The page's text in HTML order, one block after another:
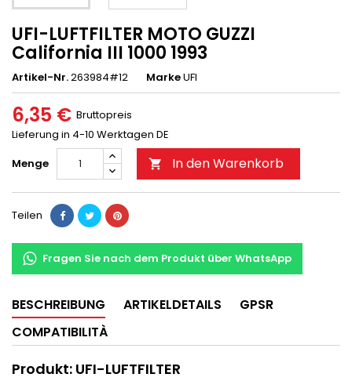
UFI-LUFTFILTER MOTO GUZZI
California III 1000 1993
Artikel-Nr.263984#12 MarkeUFI
6,35 € Bruttopreis
Lieferung in 4-10 Werktagen DE
Menge
 In den Warenkorb
Teilen
Fragen Sie nach dem Produkt über WhatsApp
BESCHREIBUNG ARTIKELDETAILS
GPSR
COMPATIBILITÀ
Produkt: UFI-LUFTFILTER